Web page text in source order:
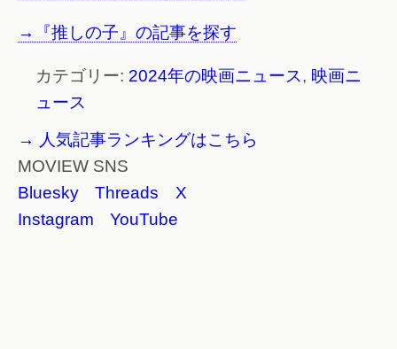
→『推しの子』の記事を探す
カテゴリー: 2024年の映画ニュース, 映画ニ
ュース
→ 人気記事ランキングはこちら
MOVIEW SNS
Bluesky
Threads
X
Instagram
YouTube